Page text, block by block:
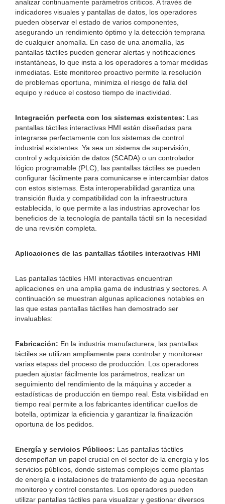
analizar continuamente parámetros críticos. A través de
indicadores visuales y pantallas de datos, los operadores
pueden observar el estado de varios componentes,
asegurando un rendimiento óptimo y la detección temprana
de cualquier anomalía. En caso de una anomalía, las
pantallas táctiles pueden generar alertas y notificaciones
instantáneas, lo que insta a los operadores a tomar medidas
inmediatas. Este monitoreo proactivo permite la resolución
de problemas oportuna, minimiza el riesgo de falla del
equipo y reduce el costoso tiempo de inactividad.
Integración perfecta con los sistemas existentes: Las
pantallas táctiles interactivas HMI están diseñadas para
integrarse perfectamente con los sistemas de control
industrial existentes. Ya sea un sistema de supervisión,
control y adquisición de datos (SCADA) o un controlador
lógico programable (PLC), las pantallas táctiles se pueden
configurar fácilmente para comunicarse e intercambiar datos
con estos sistemas. Esta interoperabilidad garantiza una
transición fluida y compatibilidad con la infraestructura
establecida, lo que permite a las industrias aprovechar los
beneficios de la tecnología de pantalla táctil sin la necesidad
de una revisión completa.
Aplicaciones de las pantallas táctiles interactivas HMI
Las pantallas táctiles HMI interactivas encuentran
aplicaciones en una amplia gama de industrias y sectores. A
continuación se muestran algunas aplicaciones notables en
las que estas pantallas táctiles han demostrado ser
invaluables:
Fabricación: En la industria manufacturera, las pantallas
táctiles se utilizan ampliamente para controlar y monitorear
varias etapas del proceso de producción. Los operadores
pueden ajustar fácilmente los parámetros, realizar un
seguimiento del rendimiento de la máquina y acceder a
estadísticas de producción en tiempo real. Esta visibilidad en
tiempo real permite a los fabricantes identificar cuellos de
botella, optimizar la eficiencia y garantizar la finalización
oportuna de los pedidos.
Energía y servicios Públicos: Las pantallas táctiles
desempeñan un papel crucial en el sector de la energía y los
servicios públicos, donde sistemas complejos como plantas
de energía e instalaciones de tratamiento de agua necesitan
monitoreo y control constantes. Los operadores pueden
utilizar pantallas táctiles para visualizar y gestionar diversos